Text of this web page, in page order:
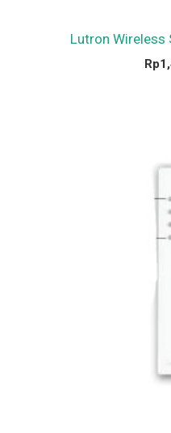
Lutron Wireless
Rp